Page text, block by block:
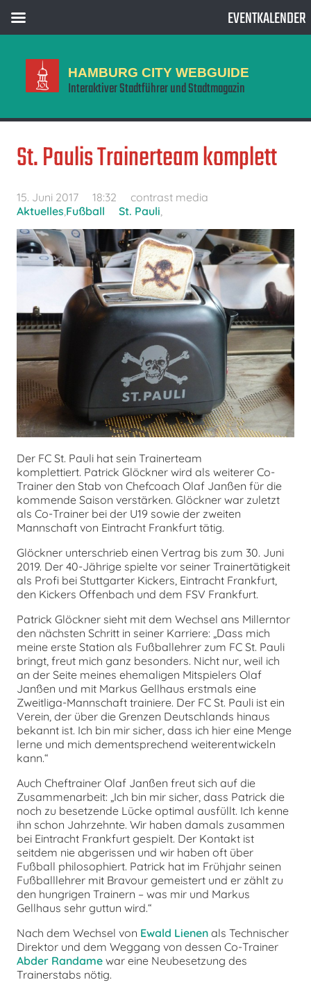
HAMBURG CITY WEBGUIDE
Interaktiver Stadtführer und Stadtmagazin
St. Paulis Trainerteam komplett
15. Juni 2017 18:32
contrast media
Aktuelles Fußball St. Pauli
Der FC St. Pauli hat sein Trainerteam
komplettiert. Patrick Glöckner wird als weiterer Co-
Trainer den Stab von Chefcoach Olaf Janßen für die
kommende Saison verstärken. Glöckner war zuletzt
als Co-Trainer bei der U19 sowie der zweiten
Mannschaft von Eintracht Frankfurt tätig.
Glöckner unterschrieb einen Vertrag bis zum 30. Juni
2019. Der 40-Jährige spielte vor seiner Trainertätigkeit
als Profi bei Stuttgarter Kickers, Eintracht Frankfurt,
den Kickers Offenbach und dem FSV Frankfurt.
Patrick Glöckner sieht mit dem Wechsel ans Millerntor
den nächsten Schritt in seiner Karriere: „Dass mich
meine erste Station als Fußballehrer zum FC St. Pauli
bringt, freut mich ganz besonders. Nicht nur, weil ich
an der Seite meines ehemaligen Mitspielers Olaf
Janßen und mit Markus Gellhaus erstmals eine
Zweitliga-Mannschaft trainiere. Der FC St. Pauli ist ein
Verein, der über die Grenzen Deutschlands hinaus
bekannt ist. Ich bin mir sicher, dass ich hier eine Menge
lerne und mich dementsprechend weiterentwickeln
kann.“
Auch Cheftrainer Olaf Janßen freut sich auf die
Zusammenarbeit: „Ich bin mir sicher, dass Patrick die
noch zu besetzende Lücke optimal ausfüllt. Ich kenne
ihn schon Jahrzehnte. Wir haben damals zusammen
bei Eintracht Frankfurt gespielt. Der Kontakt ist
seitdem nie abgerissen und wir haben oft über
Fußball philosophiert. Patrick hat im Frühjahr seinen
Fußballlehrer mit Bravour gemeistert und er zählt zu
den hungrigen Trainern – was mir und Markus
Gellhaus sehr guttun wird.“
Nach dem Wechsel von Ewald Lienen als Technischer
Direktor und dem Weggang von dessen Co-Trainer
Abder Randame war eine Neubesetzung des
Trainerstabs nötig.
EVENTKALENDER